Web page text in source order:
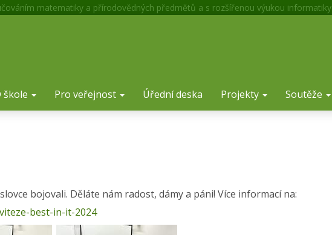
matematiky a přírodovědných předmětů a s rozšířenou výukou informatiky
škole Pro veřejnost Úřední deska Projekty Soutěže
bojovali. Děláte nám radost, dámy a páni! Více informací na:
best-in-it-2024